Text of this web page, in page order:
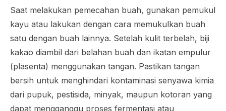
Saat melakukan pemecahan buah, gunakan pemukul
kayu atau lakukan dengan cara memukulkan buah
satu dengan buah lainnya. Setelah kulit terbelah, biji
kakao diambil dari belahan buah dan ikatan empulur
(plasenta) menggunakan tangan. Pastikan tangan
bersih untuk menghindari kontaminasi senyawa kimia
dari pupuk, pestisida, minyak, maupun kotoran yang
dapat mengganggu proses fermentasi atau